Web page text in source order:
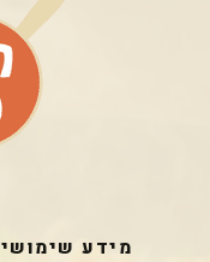
מידע שימושי